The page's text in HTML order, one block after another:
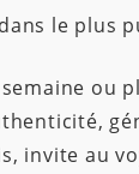
le plus
semaine
invite au